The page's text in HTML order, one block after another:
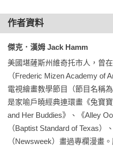
各大藝術書評網站和創作者的
傑克．漢姆既是藝術學院教師
專業畫家，更是美國卡通黃金
寶寶》（Bugs Bunny）創作
身。不僅具有嚴謹深厚的素描
的疑難，總是能一語中的，以
導。
他說：「人體素描是人類與生
作者資料
傑克．漢姆 Jack Hamm
美國堪薩斯州維奇托市人，曾
（Frederic Mizen Academy of
電視繪畫教學節目（節目名稱
是家喻戶曉經典連環畫《兔寶
and Her Buddies》、《Alley
（Baptist Standard of Texas）
（Newsweek）畫過專欄漫畫